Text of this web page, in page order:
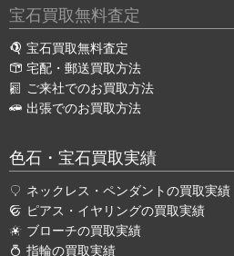
宝石買取無料査定
宝石買取無料査定
宅配・郵送買取方法
ご来社でのお買取方法
出張でのお買取方法
色石・宝石買取実績
ネックレス・ペンダントの買取実績
ピアス・イヤリングの買取実績
ブローチの買取実績
指輪の買取実績